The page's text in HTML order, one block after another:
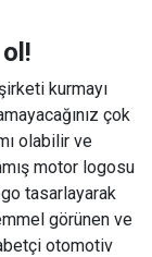
kurmayı
çok
olabilir ve
motor logosu
tasarlayarak
görünen ve
otomotiv